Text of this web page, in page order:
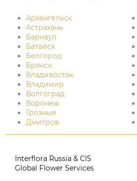
Архангельск
Астрахань
Барнаул
Батайск
Белгород
Брянск
Владивосток
Владимир
Волгоград
Воронеж
Грозный
Дмитров
Interflora Russia & CIS
Global Flower Services